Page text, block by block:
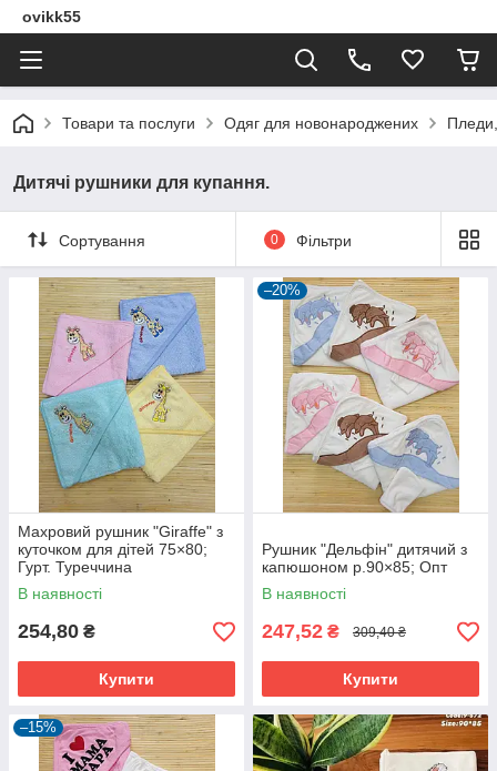
ovikk55
Товари та послуги Одяг для новонароджених
Дитячі рушники для купання.
Сортування 0 Фільтри
Махровий рушник "Giraffe" з
куточком для дітей 75×80;
Гурт. Туреччина
В наявності
254,80 ₴
Купити
–20%
Рушник "Дельфін" дитячий з
капюшоном р.90×85; Опт
В наявності
247,52 ₴ 309,40 ₴
Купити
–15%